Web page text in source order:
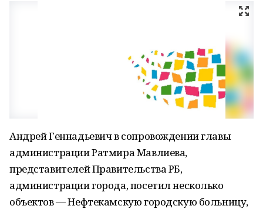
Андрей Геннадьевич в сопровождении главы
администрации Ратмира Мавлиева,
представителей Правительства РБ,
администрации города, посетил несколько
объектов — Нефтекамскую городскую больницу,